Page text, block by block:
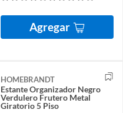
Agregar
HOMEBRANDT
Estante Organizador Negro
Verdulero Frutero Metal
Giratorio 5 Piso